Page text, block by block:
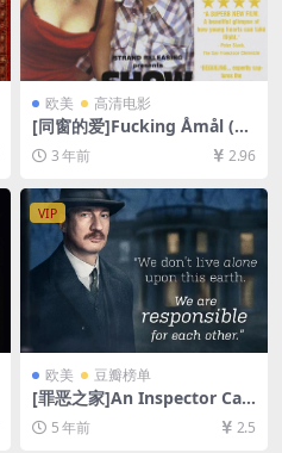
欧美 高清电影
[同窗的爱]Fucking Åmål (19
98)[百度网盘+夸克网盘1080P
超清未删减资源][网盘在线播
幕]
3 年前 2.96
VIP
欧美 豆瓣榜单
[罪恶之家]An Inspector Call
s (2015)[百度网盘+迅雷云盘
资源1080P超清未删减][MP4/
5 年前 2.5